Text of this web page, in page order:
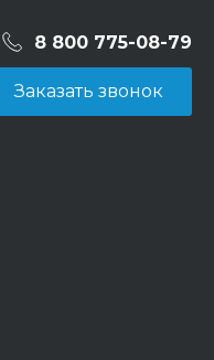
8 800 775-08-79
Заказать звонок